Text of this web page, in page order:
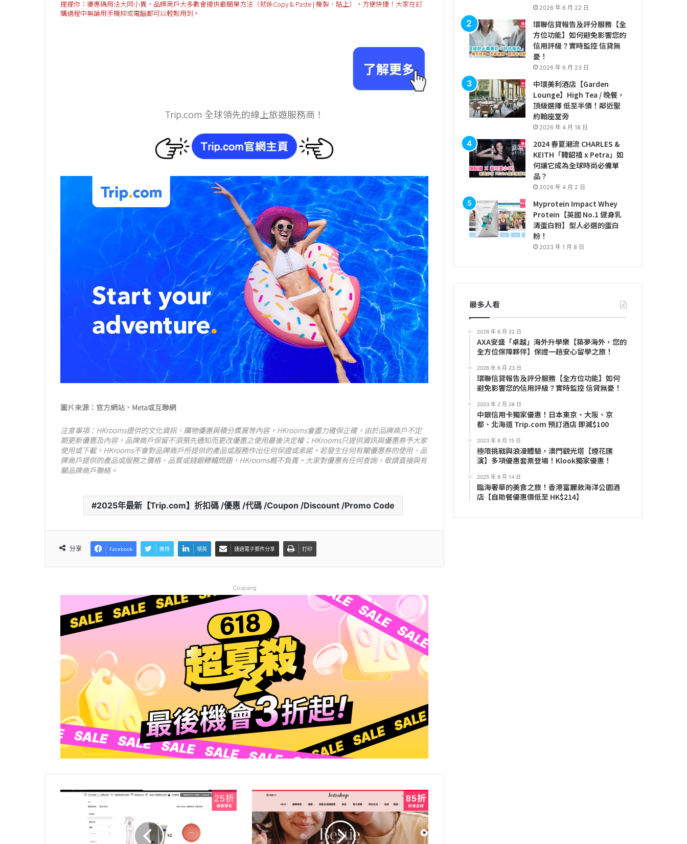
提提你：優惠碼用法大同小異，品牌商戶大多數會提供最簡單方法（就係Copy & Paste | 複製、貼上），方便快捷！大家在訂
購過程中無論用手機抑或電腦都可以輕鬆用到。
Trip.com 全球領先的線上旅遊服務商！
2025年最新【Trip.com】折扣碼 /優惠 /代碼 /Coupon /Discount /Promo Code
分享 Facebook 推特 領英 通過電子郵件分享 打印
Coupang
2026 年 6 月 22 日
環聯信貸報告及評分服務【全
方位功能】如何避免影響您的
信用評級？實時監控 信貸無
憂！
2026 年 6 月 23 日
中環美利酒店【Garden
Lounge】High Tea / 晚餐，
頂級選擇 低至半價！鄰近聖
約翰座堂旁
2026 年 4 月 18 日
2024 春夏潮流 CHARLES &
KEITH「韓韶禧 x Petra」如
何讓它成為全球時尚必備單
品？
2026 年 4 月 2 日
Myprotein Impact Whey
Protein【英國 No.1 健身乳
清蛋白粉】型人必選的蛋白
粉！
2023 年 1 月 8 日
最多人看
2026 年 6 月 22 日
AXA安盛「卓越」海外升學樂【築夢海外，您的
全方位保障夥伴】保證一趟安心留學之旅！
2026 年 6 月 23 日
環聯信貸報告及評分服務【全方位功能】如何
避免影響您的信用評級？實時監控 信貸無憂！
2023 年 2 月 28 日
中銀信用卡獨家優惠！日本東京、大阪、京
都、北海道 Trip.com 預訂酒店 即減$100
2023 年 8 月 15 日
極限挑戰與浪漫體驗，澳門觀光塔【煙花匯
演】多項優惠套票登場！Klook獨家優惠！
2025 年 8 月 14 日
臨海奢華的美食之旅！香港富麗敦海洋公園酒
店【自助餐優惠價低至 HK$214】